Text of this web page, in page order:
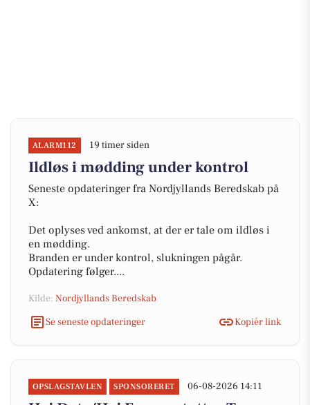
ALARM112 19 timer siden
Ildløs i mødding under kontrol
Seneste opdateringer fra Nordjyllands Beredskab på
X:
Det oplyses ved ankomst, at der er tale om ildløs i
en mødding.
Branden er under kontrol, slukningen pågår.
Opdatering følger....
Kilde: Nordjyllands Beredskab
Se seneste opdateringer
Kopiér link
OPSLAGSTAVLEN SPONSORERET 06-08-2026 14:11